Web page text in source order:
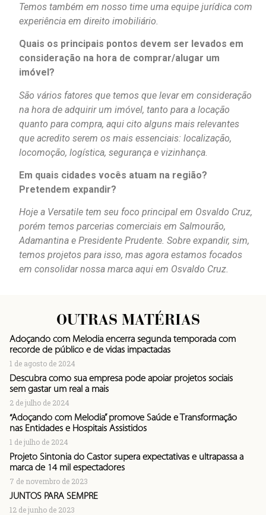
Temos também em nosso time uma equipe jurídica com
experiência em direito imobiliário.
Quais os principais pontos devem ser levados em
consideração na hora de comprar/alugar um
imóvel?
São vários fatores que temos que levar em consideração
na hora de adquirir um imóvel, tanto para a locação
quanto para compra, aqui cito alguns mais relevantes
que acredito serem os mais essenciais: localização,
locomoção, logística, segurança e vizinhança.
Em quais cidades vocês atuam na região?
Pretendem expandir?
Hoje a Versatile tem seu foco principal em Osvaldo Cruz,
porém temos parcerias comerciais em Salmourão,
Adamantina e Presidente Prudente. Sobre expandir, sim,
temos projetos para isso, mas agora estamos focados
em consolidar nossa marca aqui em Osvaldo Cruz.
OUTRAS MATÉRIAS
Adoçando com Melodia encerra segunda temporada com
recorde de público e de vidas impactadas
1 de agosto de 2024
Descubra como sua empresa pode apoiar projetos sociais
sem gastar um real a mais
2 de julho de 2024
“Adoçando com Melodia” promove Saúde e Transformação
nas Entidades e Hospitais Assistidos
1 de julho de 2024
Projeto Sintonia do Castor supera expectativas e ultrapassa a
marca de 14 mil espectadores
7 de novembro de 2023
JUNTOS PARA SEMPRE
12 de junho de 2023